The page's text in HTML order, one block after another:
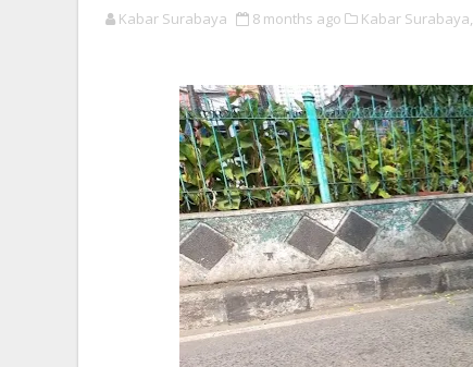
Kabar Surabaya 8 months ago Kabar Surabaya,